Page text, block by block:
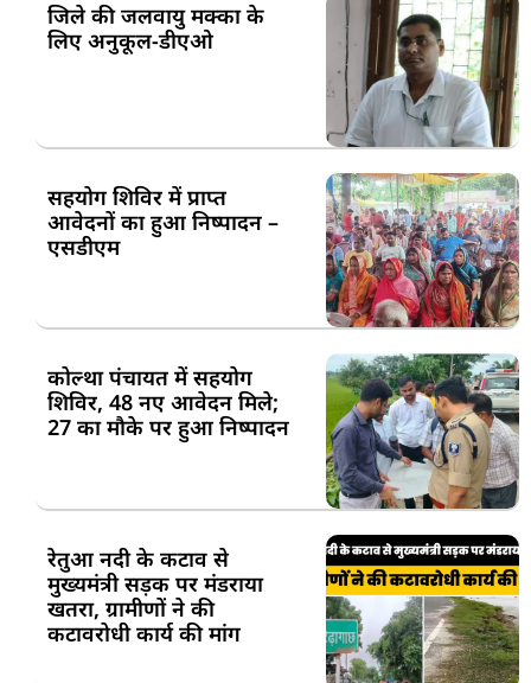
जिले की जलवायु मक्का के
लिए अनुकूल-डीएओ
सहयोग शिविर में प्राप्त
आवेदनों का हुआ निष्पादन –
एसडीएम
कोल्था पंचायत में सहयोग
शिविर, 48 नए आवेदन मिले;
27 का मौके पर हुआ निष्पादन
रेतुआ नदी के कटाव से
मुख्यमंत्री सड़क पर मंडराया
खतरा, ग्रामीणों ने की
कटावरोधी कार्य की मांग